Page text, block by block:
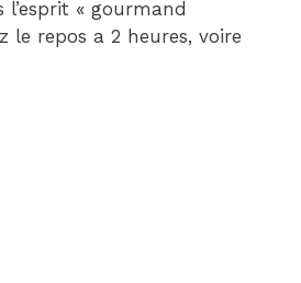
l’esprit « gourmand
le repos a 2 heures, voire